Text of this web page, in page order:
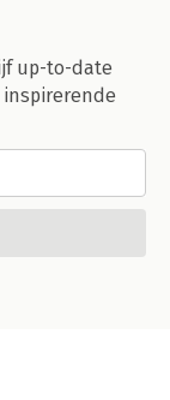
up-to-date